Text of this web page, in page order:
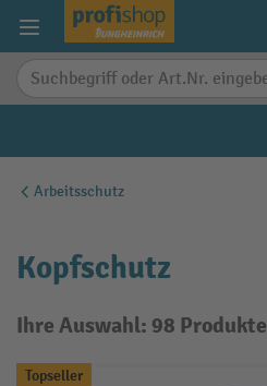
springen
Arbeitsschutz
Kopfschutz
Ihre Auswahl: 98 Produkte
Topseller